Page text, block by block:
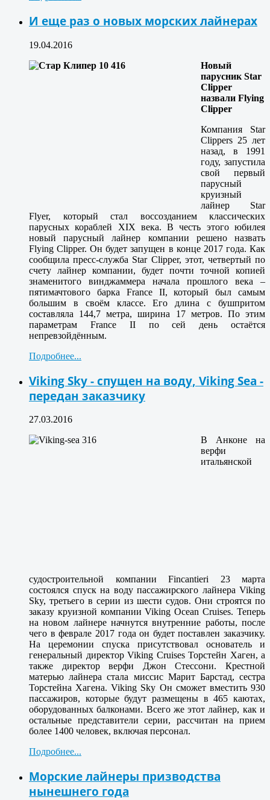
И еще раз о новых морских лайнерах
19.04.2016
Новый
парусник Star
Clipper
назвали Flying
Clipper
Компания Star
Clippers 25 лет
назад, в 1991
году, запустила
свой первый
парусный
круизный
лайнер Star
Flyer, который стал воссозданием классических
парусных кораблей XIX века. В честь этого юбилея
новый парусный лайнер компании решено назвать
Flying Clipper. Он будет запущен в конце 2017 года. Как
сообщила пресс-служба Star Clipper, этот, четвертый по
счету лайнер компании, будет почти точной копией
знаменитого винджаммера начала прошлого века –
пятимачтового барка France II, который был самым
большим в своём классе. Его длина с бушпритом
составляла 144,7 метра, ширина 17 метров. По этим
параметрам France II по сей день остаётся
непревзойдённым.
Подробнее...
Viking Sky - спущен на воду, Viking Sea -
передан заказчику
27.03.2016
В Анконе на
верфи
итальянской
судостроительной компании Fincantieri 23 марта
состоялся спуск на воду пассажирского лайнера Viking
Sky, третьего в серии из шести судов. Они строятся по
заказу круизной компании Viking Ocean Cruises. Теперь
на новом лайнере начнутся внутренние работы, после
чего в феврале 2017 года он будет поставлен заказчику.
На церемонии спуска присутствовал основатель и
генеральный директор Viking Cruises Торстейн Хаген, а
также директор верфи Джон Стессони. Крестной
матерью лайнера стала миссис Марит Барстад, сестра
Торстейна Хагена. Viking Sky Он сможет вместить 930
пассажиров, которые будут размещены в 465 каютах,
оборудованных балконами. Всего же этот лайнер, как и
остальные представители серии, рассчитан на прием
более 1400 человек, включая персонал.
Подробнее...
Морские лайнеры призводства
нынешнего года